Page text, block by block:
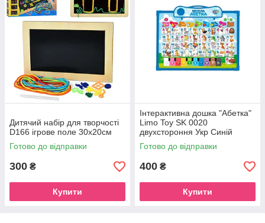
Дитячий набір для творчості
D166 ігрове поле 30х20см
Готово до відправки
300 ₴
Купити
Інтерактивна дошка "Абетка"
Limo Toy SK 0020
двухстороння Укр Синій
Готово до відправки
400 ₴
Купити